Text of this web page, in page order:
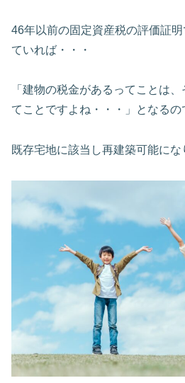
46年以前の固定資産税の評価証
ていれば・・・
「建物の税金があるってことは
てことですよね・・・」となるの
既存宅地に該当し再建築可能にな